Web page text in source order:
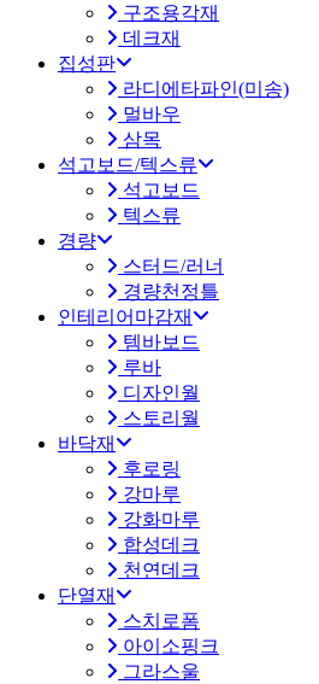
구조용각재
데크재
집성판
라디에타파인(미송)
멀바우
삼목
석고보드/텍스류
석고보드
텍스류
경량
스터드/러너
경량천정틀
인테리어마감재
템바보드
루바
디자인월
스토리월
바닥재
후로링
강마루
강화마루
합성데크
천연데크
단열재
스치로폼
아이소핑크
그라스울